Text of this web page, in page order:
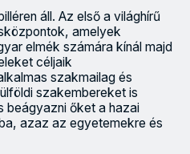
áll. Az első a világhírű
amelyek
elmék számára kínál majd
céljaik
szakmailag és
szakembereket is
beágyazni őket a hazai
azaz az egyetemekre és